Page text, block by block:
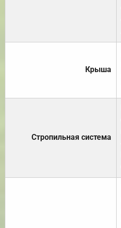
Крыша
Стропильная система